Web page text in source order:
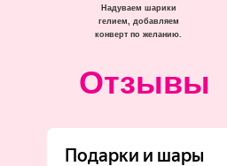
Надуваем шарики
гелием, добавляем
конверт по желанию.
Отзывы